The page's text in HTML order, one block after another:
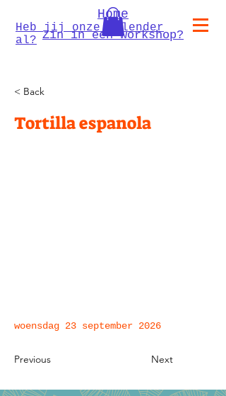
Heb jij onze kalender
al? Zin in een workshop?
Home
< Back
Tortilla espanola
woensdag 23 september 2026
Previous Next